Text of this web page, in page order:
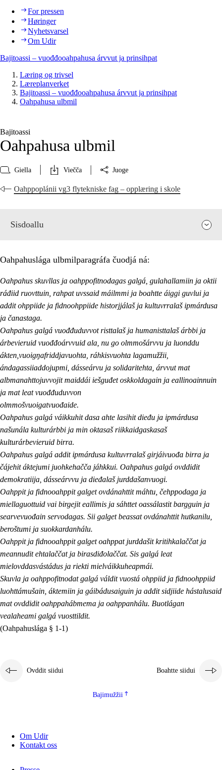
For pressen
Høringer
Nyhetsvarsel
Om Udir
Bajitoassi – vuođđooahpahusa árvvut ja prinsihpat
Læring og trivsel
Læreplanverket
Bajitoassi – vuođđooahpahusa árvvut ja prinsihpat
Oahpahusa ulbmil
Bajitoassi
Oahpahusa ulbmil
Giella Viečča Juoge
Oahppoplánii vg3 flytekniske fag – opplæring i skole
Sisdoallu
Oahpahuslága ulbmilparagráfa čuodjá ná:
Oahpahus skuvllas ja oahppofitnodagas galgá, gulahallamiin ja oktii
ráđiid ruovttuin, rahpat uvssaid máilmmi ja boahtte áiggi guvlui ja
addit ohppiide ja fidnoohppiide historjjálaš ja kultuvrralaš ipmárdusa
ja čanastaga.
Oahpahus galgá vuođđuduvvot risttalaš ja humanisttalaš árbbi ja
árbevieruid vuođđoárvvuid ala, nu go olmmošárvvu ja luonddu
ákten,vuoigŋafriddjavuohta, ráhkisvuohta lagamužžii,
ándagassiiaddojupmi, dásseárvu ja solidaritehta, árvvut mat
albmanahttojuvvojit maiddái iešguđet oskkoldagain ja eallinoainnuin
ja mat leat vuođđuduvvon
olmmošvuoigatvuođaide.
Oahpahus galgá váikkuhit dasa ahte lasihit dieđu ja ipmárdusa
našunála kulturárbbi ja min oktasaš riikkaidgaskasaš
kulturárbevieruid birra.
Oahpahus galgá addit ipmárdusa kultuvrralaš girjáivuođa birra ja
čájehit áktejumi juohkehačča jáhkkui. Oahpahus galgá ovddidit
demokratiija, dásseárvvu ja dieđalaš jurddašanvuogi.
Oahppit ja fidnooahppit galget ovdánahttit máhtu, čehppodaga ja
miellaguottuid vai birgejit eallimis ja sáhttet oassálastit bargguin ja
searvevuođain servodagas. Sii galget beassat ovdánahttit hutkanilu,
beroštumi ja suokkardanhálu.
Oahppit ja fidnooahppit galget oahppat jurddašit kritihkalaččat ja
meannudit ehtalaččat ja birasdiđolaččat. Sis galgá leat
mielovddasvástádus ja riekti mielváikkuheapmái.
Skuvla ja oahppofitnodat galgá váldit vuostá ohppiid ja fidnoohppiid
luohttámušain, áktemiin ja gáibádusaiguin ja addit sidjiide hástalusaid
mat ovddidit oahppahábmema ja oahppanhálu. Buotlágan
vealaheami galgá vuosttildit.
(Oahpahuslága § 1-1)
Ovddit siidui Boahtte siidui
Bajimužžii
Om Udir
Kontakt oss